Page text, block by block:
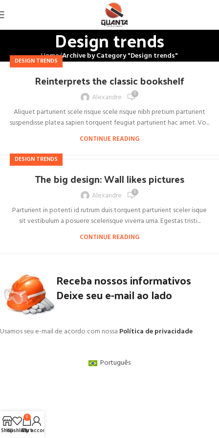
Design trends
Home Archive by Category "Design trends"
DESIGN TRENDS
Reinterprets the classic bookshelf
Alexandre 0
Aliquet parturient scele risque scele risque nibh pretium parturient
suspendisse platea sapien torquent feugiat parturient hac amet. Vo...
CONTINUE READING
DESIGN TRENDS
The big design: Wall likes pictures
Alexandre 0
Parturient in potenti id rutrum duis torquent parturient sceler isque
sit vestibulum a posuere scelerisque viverra urna. Egestas tristi...
CONTINUE READING
Receba nossos informativos
Deixe seu e-mail ao lado
Usamos seu e-mail de acordo com nossa Política de privacidade
ShopWishlist
0
Cart
My account
Português